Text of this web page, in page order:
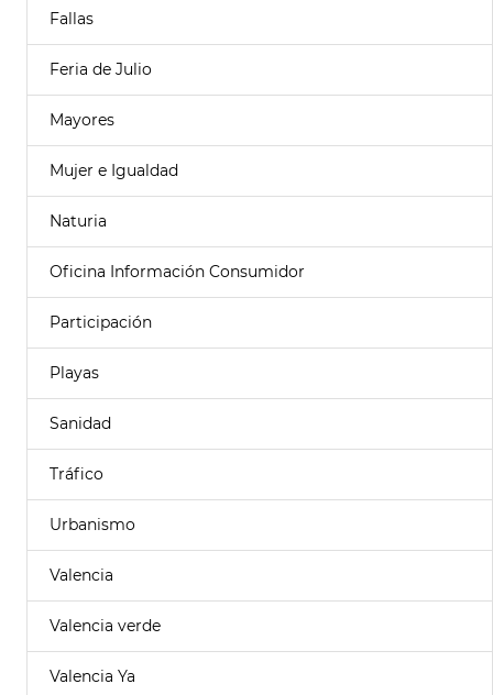
Fallas
Feria de Julio
Mayores
Mujer e Igualdad
Naturia
Oficina Información Consumidor
Participación
Playas
Sanidad
Tráfico
Urbanismo
Valencia
Valencia verde
Valencia Ya